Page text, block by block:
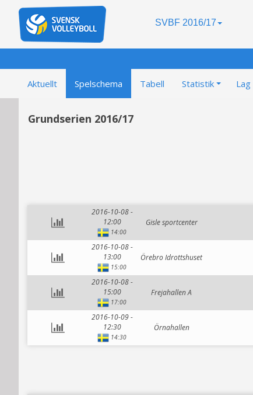
SVBF 2016/17
Aktuellt Spelschema Tabell Statistik Lag
Grundserien 2016/17
2016-10-08 -
12:00
14:00
Gisle sportcenter
2016-10-08 -
13:00
15:00
Örebro Idrottshuset
2016-10-08 -
15:00
17:00
Frejahallen A
2016-10-09 -
12:30
14:30
Örnahallen